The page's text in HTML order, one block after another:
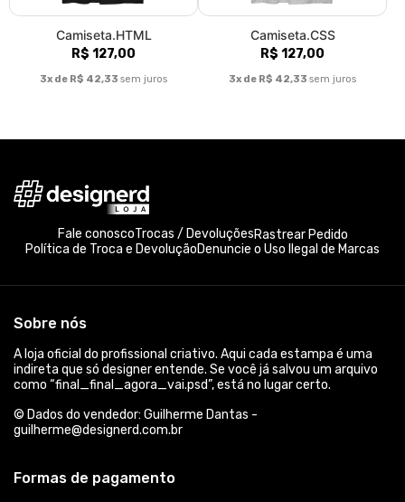
Camiseta.HTML
R$ 127,00
3x de R$ 42,33 sem juros
Camiseta.CSS
R$ 127,00
3x de R$ 42,33 sem juros
Fale conoscoTrocas / DevoluçõesRastrear Pedido
Política de Troca e DevoluçãoDenuncie o Uso Ilegal de Marcas
Sobre nós
A loja oficial do profissional criativo. Aqui cada estampa é uma
indireta que só designer entende. Se você já salvou um arquivo
como “final_final_agora_vai.psd”, está no lugar certo.
© Dados do vendedor: Guilherme Dantas -
guilherme@designerd.com.br
Formas de pagamento